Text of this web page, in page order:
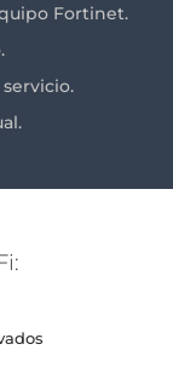
Fortinet.
en